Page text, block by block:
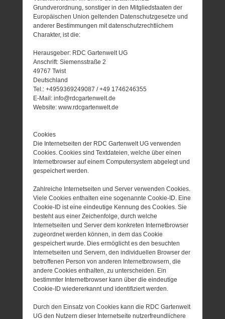
Grundverordnung, sonstiger in den Mitgliedstaaten der
Europäischen Union geltenden Datenschutzgesetze und
anderer Bestimmungen mit datenschutzrechtlichem
Charakter, ist die:
Herausgeber: RDC Gartenwelt UG
Anschrift: Siemensstraße 2
49767 Twist
Deutschland
Tel.: +4959369249087 / +49 1746246355
E-Mail: info@rdcgartenwelt.de
Website: www.rdcgartenwelt.de
Cookies
Die Internetseiten der RDC Gartenwelt UG verwenden
Cookies. Cookies sind Textdateien, welche über einen
Internetbrowser auf einem Computersystem abgelegt und
gespeichert werden.
Zahlreiche Internetseiten und Server verwenden Cookies.
Viele Cookies enthalten eine sogenannte Cookie-ID. Eine
Cookie-ID ist eine eindeutige Kennung des Cookies. Sie
besteht aus einer Zeichenfolge, durch welche
Internetseiten und Server dem konkreten Internetbrowser
zugeordnet werden können, in dem das Cookie
gespeichert wurde. Dies ermöglicht es den besuchten
Internetseiten und Servern, den individuellen Browser der
betroffenen Person von anderen Internetbrowsern, die
andere Cookies enthalten, zu unterscheiden. Ein
bestimmter Internetbrowser kann über die eindeutige
Cookie-ID wiedererkannt und identifiziert werden.
Durch den Einsatz von Cookies kann die RDC Gartenwelt
UG den Nutzern dieser Internetseite nutzerfreundlichere